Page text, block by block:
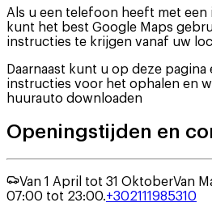
Als u een telefoon heeft met
kunt het best Google Maps
instructies te krijgen vanaf uw
Daarnaast kunt u op deze pagina
instructies voor het ophalen en
huurauto downloaden
Openingstijden en
Van 1 April tot 31 OktoberVan
07:00 tot 23:00.+302111985310